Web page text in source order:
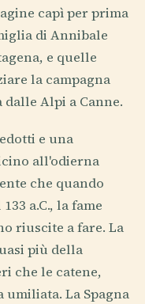
capì per prima
di Annibale
e quelle
la campagna
Alpi a Canne.
e una
all'odierna
che quando
a.C., la fame
riuscite a fare. La
più della
che le catene,
La Spagna